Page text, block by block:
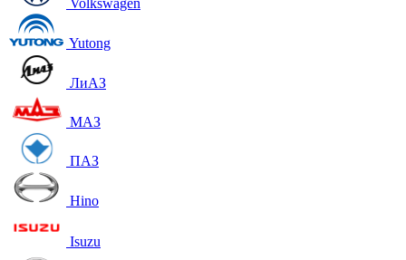
Volkswagen
Yutong
ЛиАЗ
МАЗ
ПАЗ
Hino
Isuzu